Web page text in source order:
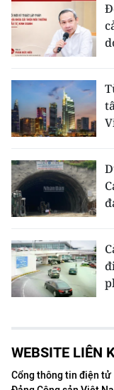
WEBSITE LIÊN
Cổng thông tin điện tử